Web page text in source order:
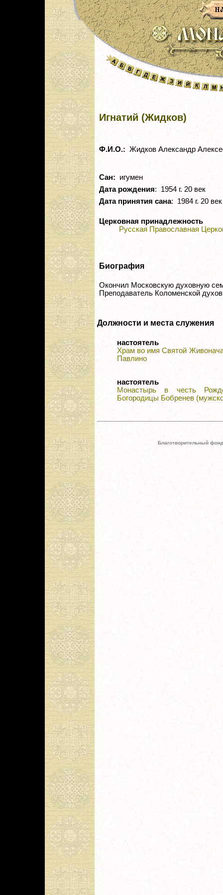
Игнатий (Жидков)
Ф.И.О.: Жидков Александр
Сан: игумен
Дата рождения: 1954 г. 20 век
Дата принятия сана: 1984 г. 20 век
Церковная принадлежность
Русская Православная
Биография
Окончил Московскую духовную
Преподаватель Коломенской
Должности и места служения
настоятель
Храм во имя Святой
Павлино
настоятель
Монастырь в честь
Богородицы Бобренев
Благотворительный